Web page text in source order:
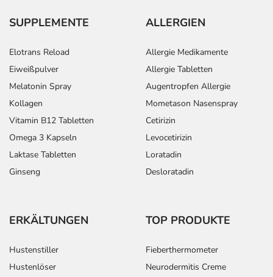
SUPPLEMENTE
Elotrans Reload
Eiweißpulver
Melatonin Spray
Kollagen
Vitamin B12 Tabletten
Omega 3 Kapseln
Laktase Tabletten
Ginseng
ALLERGIEN
Allergie Medikamente
Allergie Tabletten
Augentropfen Allergie
Mometason Nasenspray
Cetirizin
Levocetirizin
Loratadin
Desloratadin
ERKÄLTUNGEN
Hustenstiller
Hustenlöser
TOP PRODUKTE
Fieberthermometer
Neurodermitis Creme